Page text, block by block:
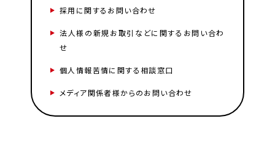
採用に関するお問い合わせ
法人様の新規お取引などに関するお問い合わ
せ
個人情報苦情に関する相談窓口
メディア関係者様からのお問い合わせ